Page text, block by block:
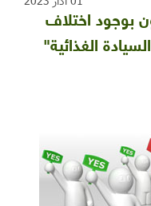
يعتقدون بوجود اختلاف
الغذائية"